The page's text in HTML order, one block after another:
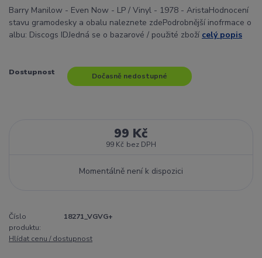
Barry Manilow - Even Now - LP / Vinyl - 1978 - AristaHodnocení
stavu gramodesky a obalu naleznete zdePodrobnější inofrmace o
albu: Discogs IDJedná se o bazarové / použité zboží celý popis
Dostupnost Dočasně nedostupné
99 Kč
99 Kč bez DPH
Momentálně není k dispozici
Číslo
produktu:
18271_VGVG+
Hlídat cenu / dostupnost